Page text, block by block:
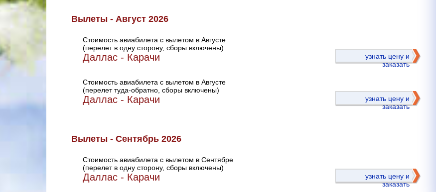
Вылеты - Август 2026
Стоимость авиабилета с вылетом в Августе
(перелет в одну сторону, сборы включены)
Даллас - Карачи
узнать цену и
заказать
Стоимость авиабилета с вылетом в Августе
(перелет туда-обратно, сборы включены)
Даллас - Карачи
узнать цену и
заказать
Вылеты - Сентябрь 2026
Стоимость авиабилета с вылетом в Сентябре
(перелет в одну сторону, сборы включены)
Даллас - Карачи
узнать цену и
заказать